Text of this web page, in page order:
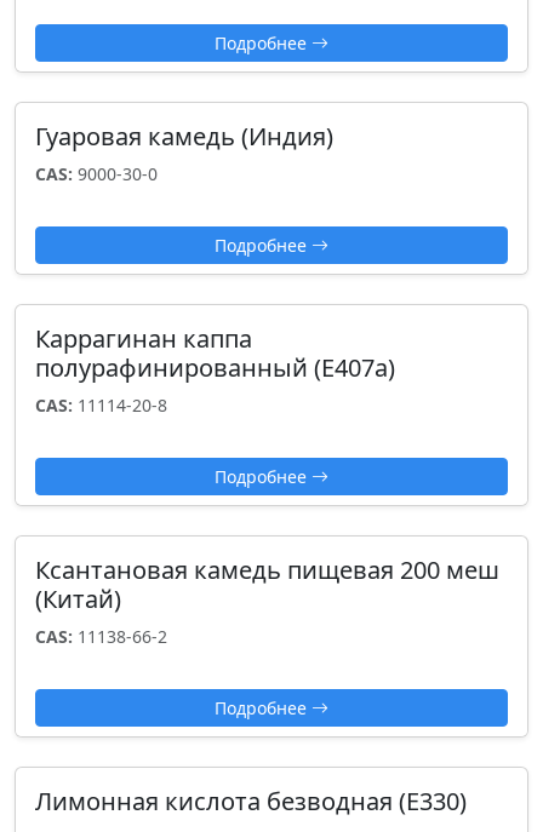
Подробнее
Гуаровая камедь (Индия)
CAS: 9000-30-0
Подробнее
Каррагинан каппа
полурафинированный (E407a)
CAS: 11114-20-8
Подробнее
Ксантановая камедь пищевая 200 меш
(Китай)
CAS: 11138-66-2
Подробнее
Лимонная кислота безводная (Е330)